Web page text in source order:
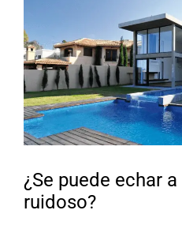
¿Se puede echar
ruidoso?